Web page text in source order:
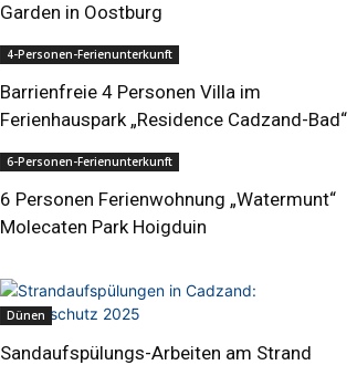
Garden in Oostburg
4-Personen-Ferienunterkunft
Barrienfreie 4 Personen Villa im
Ferienhauspark „Residence Cadzand-Bad“
6-Personen-Ferienunterkunft
6 Personen Ferienwohnung „Watermunt“
Molecaten Park Hoigduin
Dünen
Sandaufspülungs-Arbeiten am Strand